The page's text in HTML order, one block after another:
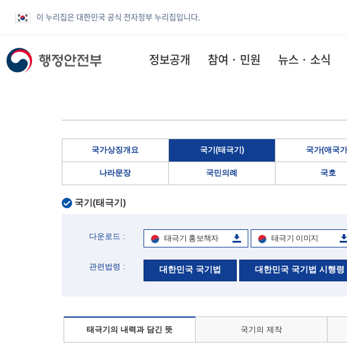
이 누리집은 대한민국 공식 전자정부 누리집입니다.
정보공개 참여 · 민원 뉴스 · 소식
국가상징개요 국기(태극기) 국가(애국
나라문장 국민의례 국호
국기(태극기)
다운로드 : 태극기 홍보책자 태극기 이미지
관련법령 : 대한민국 국기법 대한민국 국기법 시행령
태극기의 내력과 담긴 뜻 국기의 제작